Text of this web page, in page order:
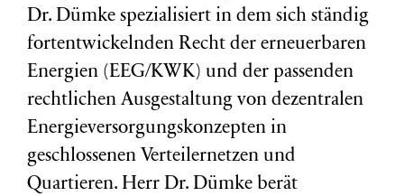
Dr. Dümke spezialisiert in dem sich ständig
fortentwickelnden Recht der erneuerbaren
Energien (EEG/KWK) und der passenden
rechtlichen Ausgestaltung von dezentralen
Energieversorgungskonzepten in
geschlossenen Verteilernetzen und
Quartieren. Herr Dr. Dümke berät